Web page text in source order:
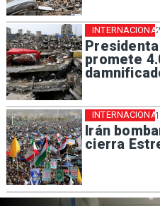
promete
Irán
cierra